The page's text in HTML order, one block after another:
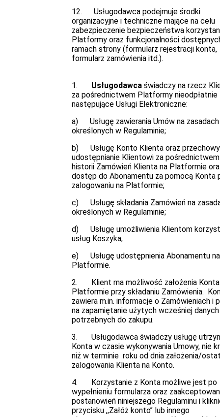
12. Usługodawca podejmuje środki
organizacyjne i techniczne mające na celu
zabezpieczenie bezpieczeństwa
Platformy oraz funkcjonalności
ramach strony (formularz rejestracji konta,
formularz zamówienia itd.).
1. Usługodawca świadczy na rzecz
za pośrednictwem Platformy nieodpłatnie
następujące Usługi Elektroniczne:
a) Usługę zawierania Umów na zasadach
określonych w Regulaminie;
b) Usługę Konto Klienta oraz
udostępnianie Klientowi za
historii Zamówień Klienta na Platformie
dostęp do Abonamentu za pomocą Konta
zalogowaniu na Platformie;
c) Usługę składania Zamówień na
określonych w Regulaminie;
d) Usługę umożliwienia Klientom
usług Koszyka,
e) Usługę udostępnienia Abonamentu na
Platformie.
2. Klient ma możliwość założenia Konta
Platformie przy składaniu Zamówienia.
zawiera m.in. informacje o Zamówieniach i
na zapamiętanie użytych wcześniej danych
potrzebnych do zakupu.
3. Usługodawca świadczy usługę
Konta w czasie wykonywania Umowy, nie
niż w terminie roku od dnia założenia/
zalogowania Klienta na Konto.
4. Korzystanie z Konta możliwe jest po
wypełnieniu formularza oraz
postanowień niniejszego Regulaminu i
przycisku ,,Załóż konto’’ lub innego